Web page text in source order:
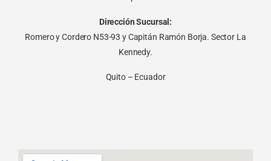
Dirección Sucursal:
Romero y Cordero N53-93 y Capitán Ramón Borja. Sector La
Kennedy.
Quito – Ecuador